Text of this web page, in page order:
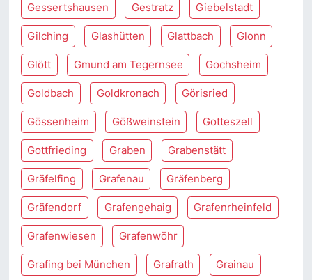
Gessertshausen Gestratz Giebelstadt
Gilching Glashütten Glattbach Glonn
Glött Gmund am Tegernsee Gochsheim
Goldbach Goldkronach Görisried
Gössenheim Gößweinstein Gotteszell
Gottfrieding Graben Grabenstätt
Gräfelfing Grafenau Gräfenberg
Gräfendorf Grafengehaig Grafenrheinfeld
Grafenwiesen Grafenwöhr
Grafing bei München Grafrath Grainau